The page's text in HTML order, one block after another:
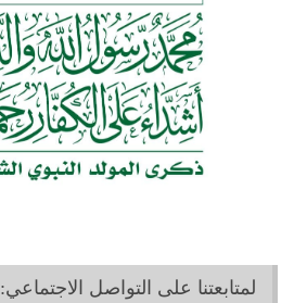
لمتابعتنا على التواصل الاجتماعي: